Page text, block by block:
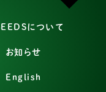
について
お知らせ
English